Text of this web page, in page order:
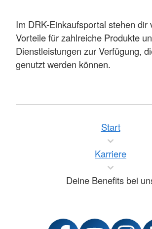
Im DRK-Einkaufsportal stehen dir
Vorteile für zahlreiche Produkte
Dienstleistungen zur Verfügung,
genutzt werden können.
Start
Karriere
Deine Benefits bei